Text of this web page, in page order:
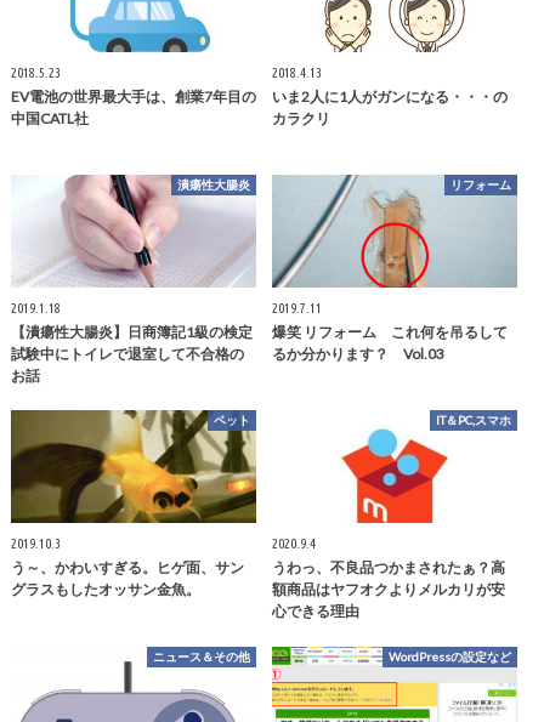
2018.5.23
EV電池の世界最大手は、創業7年目の
中国CATL社
2018.4.13
いま2人に1人がガンになる・・・の
カラクリ
潰瘍性大腸炎
2019.1.18
【潰瘍性大腸炎】日商簿記1級の検定
試験中にトイレで退室して不合格の
お話
リフォーム
2019.7.11
爆笑 リフォーム これ何を吊るして
るか分かります？ Vol.03
ペット
2019.10.3
う～、かわいすぎる。ヒゲ面、サン
グラスもしたオッサン金魚。
IT＆PC,スマホ
2020.9.4
うわっ、不良品つかまされたぁ？高
額商品はヤフオクよりメルカリが安
心できる理由
ニュース＆その他 WordPressの設定など